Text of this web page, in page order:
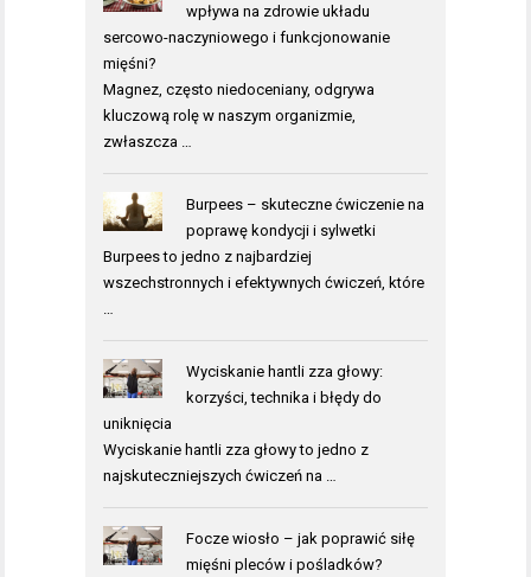
wpływa na zdrowie układu
sercowo-naczyniowego i funkcjonowanie
mięśni?
Magnez, często niedoceniany, odgrywa
kluczową rolę w naszym organizmie,
zwłaszcza …
Burpees – skuteczne ćwiczenie na
poprawę kondycji i sylwetki
Burpees to jedno z najbardziej
wszechstronnych i efektywnych ćwiczeń, które
…
Wyciskanie hantli zza głowy:
korzyści, technika i błędy do
uniknięcia
Wyciskanie hantli zza głowy to jedno z
najskuteczniejszych ćwiczeń na …
Focze wiosło – jak poprawić siłę
mięśni pleców i pośladków?